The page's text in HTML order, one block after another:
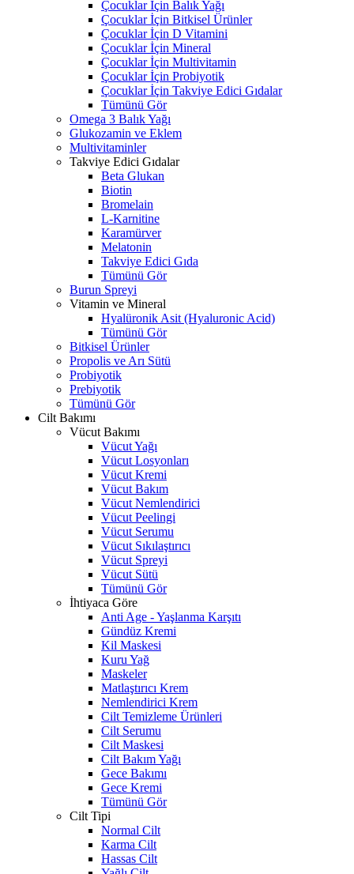
Çocuklar İçin Balık Yağı
Çocuklar İçin Bitkisel Ürünler
Çocuklar İçin D Vitamini
Çocuklar İçin Mineral
Çocuklar İçin Multivitamin
Çocuklar İçin Probiyotik
Çocuklar İçin Takviye Edici Gıdalar
Tümünü Gör
Omega 3 Balık Yağı
Glukozamin ve Eklem
Multivitaminler
Takviye Edici Gıdalar
Beta Glukan
Biotin
Bromelain
L-Karnitine
Karamürver
Melatonin
Takviye Edici Gıda
Tümünü Gör
Burun Spreyi
Vitamin ve Mineral
Hyalüronik Asit (Hyaluronic Acid)
Tümünü Gör
Bitkisel Ürünler
Propolis ve Arı Sütü
Probiyotik
Prebiyotik
Tümünü Gör
Cilt Bakımı
Vücut Bakımı
Vücut Yağı
Vücut Losyonları
Vücut Kremi
Vücut Bakım
Vücut Nemlendirici
Vücut Peelingi
Vücut Serumu
Vücut Sıkılaştırıcı
Vücut Spreyi
Vücut Sütü
Tümünü Gör
İhtiyaca Göre
Anti Age - Yaşlanma Karşıtı
Gündüz Kremi
Kil Maskesi
Kuru Yağ
Maskeler
Matlaştırıcı Krem
Nemlendirici Krem
Cilt Temizleme Ürünleri
Cilt Serumu
Cilt Maskesi
Cilt Bakım Yağı
Gece Bakımı
Gece Kremi
Tümünü Gör
Cilt Tipi
Normal Cilt
Karma Cilt
Hassas Cilt